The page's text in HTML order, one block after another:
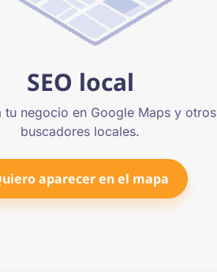
SEO local
tu negocio en Google Maps y otros
buscadores locales.
aparecer en el mapa